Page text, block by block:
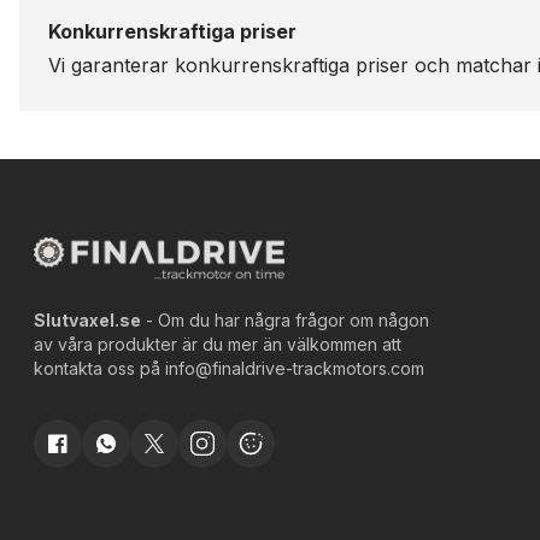
Konkurrenskraftiga priser
Vi garanterar konkurrenskraftiga priser och matchar
Slutvaxel.se - Om du har några frågor om någon
av våra produkter är du mer än välkommen att
kontakta oss på info@finaldrive-trackmotors.com